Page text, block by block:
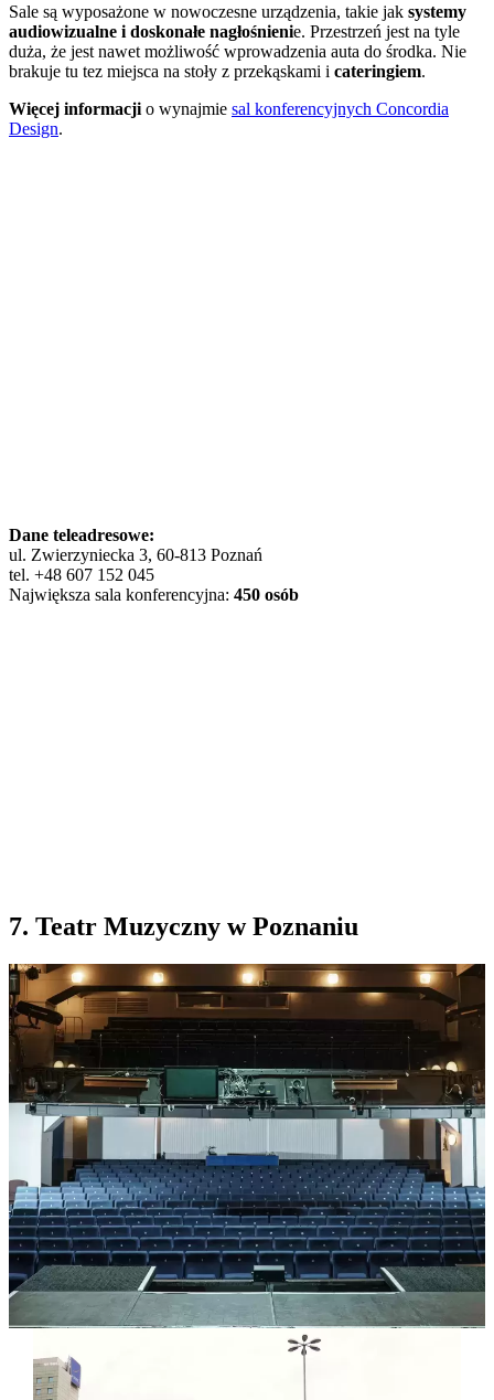
Sale są wyposażone w nowoczesne urządzenia, takie jak systemy
audiowizualne i doskonałe nagłośnienie. Przestrzeń jest na tyle
duża, że jest nawet możliwość wprowadzenia auta do środka. Nie
brakuje tu tez miejsca na stoły z przekąskami i cateringiem.
Więcej informacji o wynajmie sal konferencyjnych Concordia
Design.
Dane teleadresowe:
ul. Zwierzyniecka 3, 60-813 Poznań
tel. +48 607 152 045
Największa sala konferencyjna: 450 osób
7. Teatr Muzyczny w Poznaniu